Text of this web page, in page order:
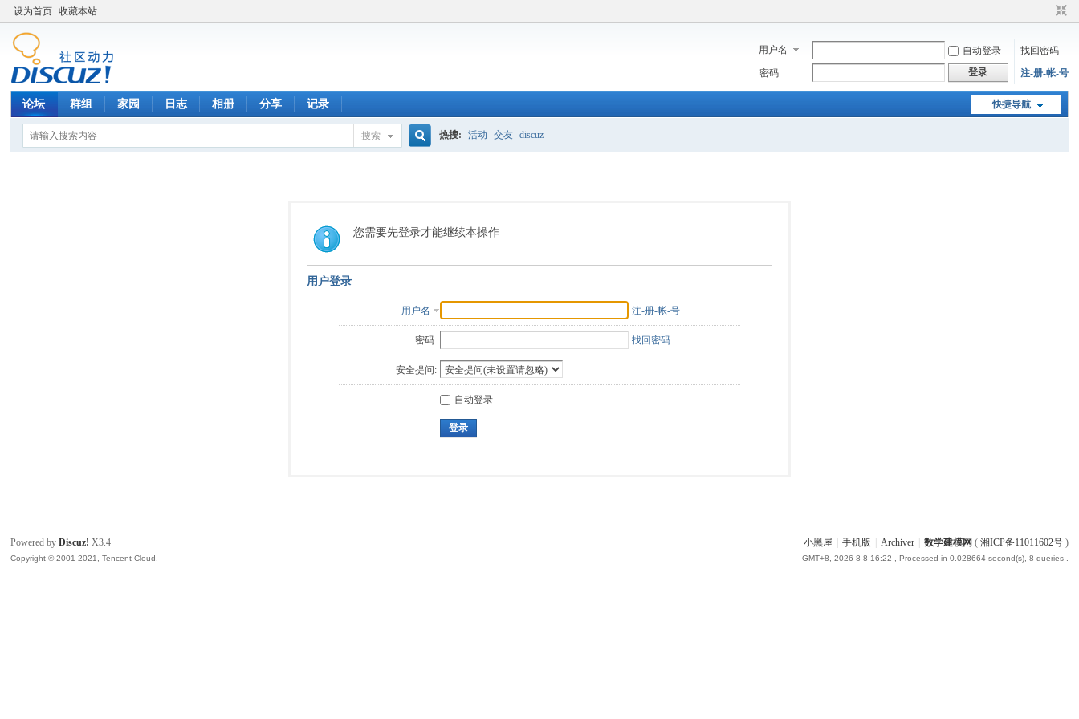
设为首页 收藏本站
用户名 自动登录
找回密码
密码
登录 注-册-帐-号
快捷导航
论坛 群组 家园 日志 相册 分享 记录
搜索
索
热搜: 活动 交友 discuz
您需要先登录才能继续本操作
用户登录
用户名 注-册-帐-号
密码: 找回密码
安全提问:
自动登录
登录
小黑屋 手机版 Archiver 数学建模网 ( 湘ICP备11011602号)
GMT+8, 2026-8-8 16:22 , Processed in 0.028664 second(s), 8 queries .
Powered byDiscuz! X3.4
Copyright © 2001-2021, Tencent Cloud.